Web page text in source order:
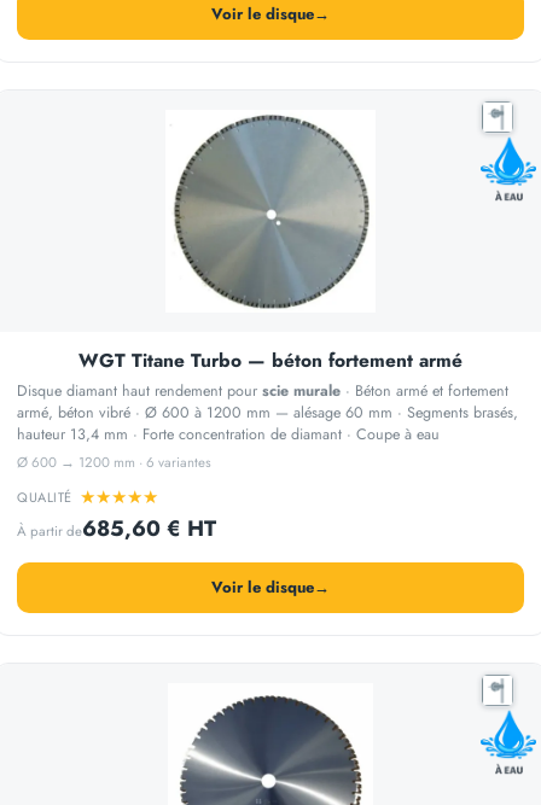
Voir le disque→
WGT Titane Turbo — béton fortement armé
Disque diamant haut rendement pour scie murale · Béton armé et fortement
armé, béton vibré · Ø 600 à 1200 mm — alésage 60 mm · Segments brasés,
hauteur 13,4 mm · Forte concentration de diamant · Coupe à eau
Ø 600 → 1200 mm · 6 variantes
QUALITÉ ★★★★★
À partir de685,60 € HT
Voir le disque→